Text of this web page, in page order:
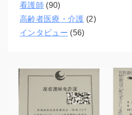
看護師 (90)
高齢者医療・介護 (2)
インタビュー (56)